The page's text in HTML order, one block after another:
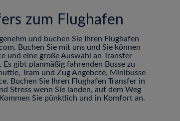
zum Flughafen
und buchen Sie Ihren Flughafen
Buchen Sie mit uns und Sie können
und eine große Auswahl an Transfer
gibt planmäßig fahrenden Busse zu
Tram und Zug Angebote, Minibusse
Buchen Sie Ihren Flughafen Transfer in
Stress wenn Sie landen, auf dem Weg
Sie pünktlich und in Komfort an.